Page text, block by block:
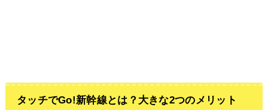
タッチでGo!新幹線とは？大きな2つのメリット